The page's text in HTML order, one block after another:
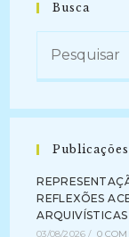
Busca
REFLEXÕES
03/08/2026 / 0